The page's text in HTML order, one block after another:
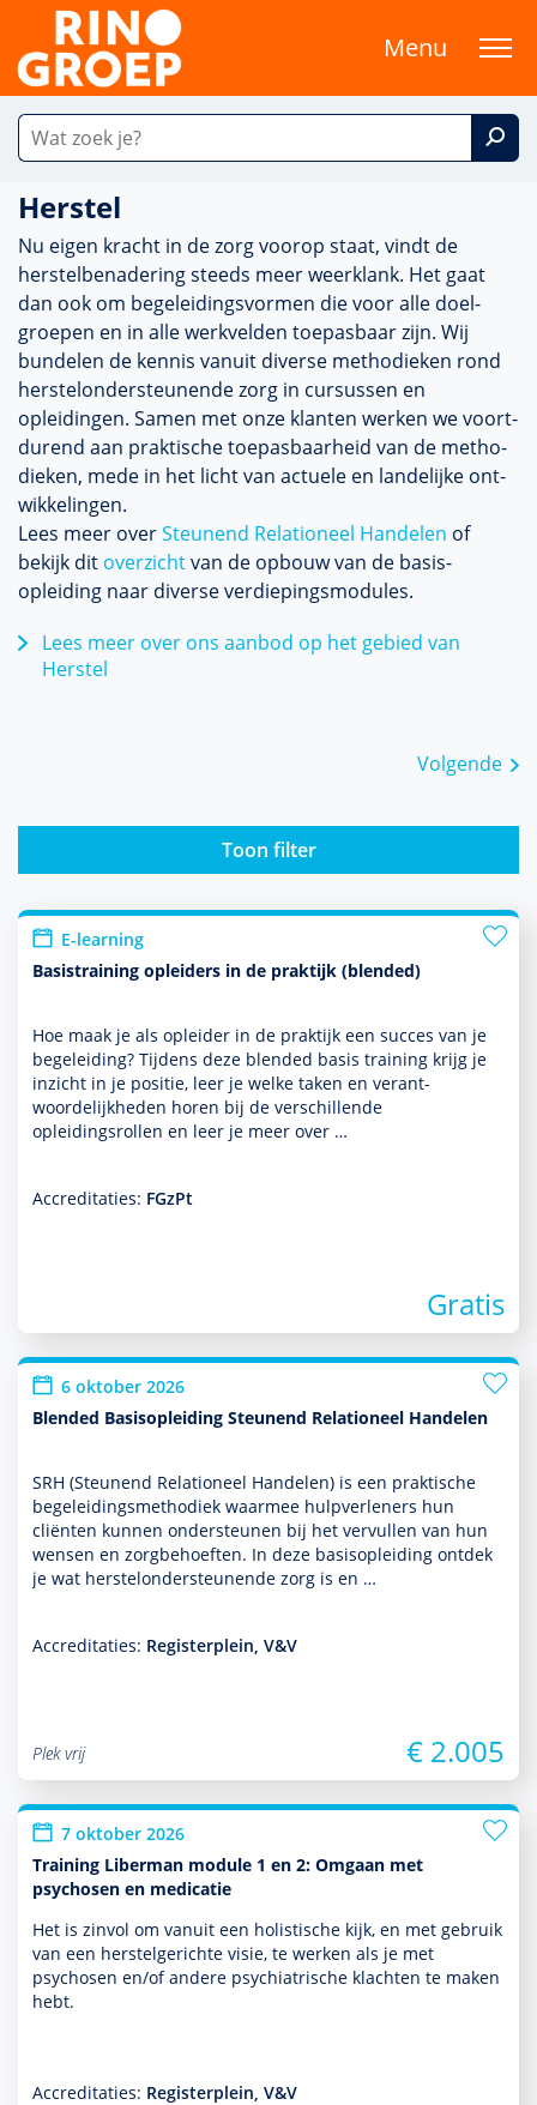
Menu
Herstel
Nu eigen kracht in de zorg voorop staat, vindt de
herstelbenade­ring steeds meer weerklank. Het gaat
dan ook om bege­lei­dingsvormen die voor alle doel­
groepen en in alle werkvelden toepasbaar zijn. Wij
bundelen de kennis vanuit diverse metho­dieken rond
herstelonder­steunende zorg in cursussen en
opleidingen. Samen met onze klanten werken we voort­
durend aan prak­tische toepasbaarheid van de metho­
dieken, mede in het licht van actuele en landelijke ont­
wikke­lingen.
Lees meer overSteunend Relationeel Han­delen of
bekijk dit over­zichtvan de opbouw van de basis­
opleiding naar diverse verdiepingsmodules.
Lees meer over ons aanbod op het gebied van
Herstel
Volgende
Toon filter
E-learning
Basistraining opleiders in de praktijk (blended)
Hoe maak je als opleider in de prak­tijk een succes van je
bege­lei­ding? Tijdens deze blended basis training krijg je
inzicht in je positie, leer je welke taken en verant­
woordelijkheden horen bij de ver­schil­lende
opleidingsrollen en leer je meer over …
Accreditaties: FGzPt
Gratis
6 oktober 2026
Blended Basisopleiding Steunend Relationeel Handelen
SRH (Steunend Relationeel Han­delen) is een prak­tische
bege­lei­dingsmetho­diek waarmee hulp­ver­le­ners hun
cliënten kunnen onder­steunen bij het vervullen van hun
wensen en zorg­behoef­ten. In deze basis­opleiding ontdek
je wat herstelonder­steunende zorg is en …
Accreditaties: Registerplein, V&V
Plek vrij € 2.005
7 oktober 2026
Training Liberman module 1 en 2: Omgaan met
psychosen en medicatie
Het is zinvol om vanuit een holistische kijk, en met gebruik
van een herstelgerichte visie, te werken als je met
psychosen en/of andere psychia­trische klachten te maken
hebt.
Accreditaties: Registerplein, V&V